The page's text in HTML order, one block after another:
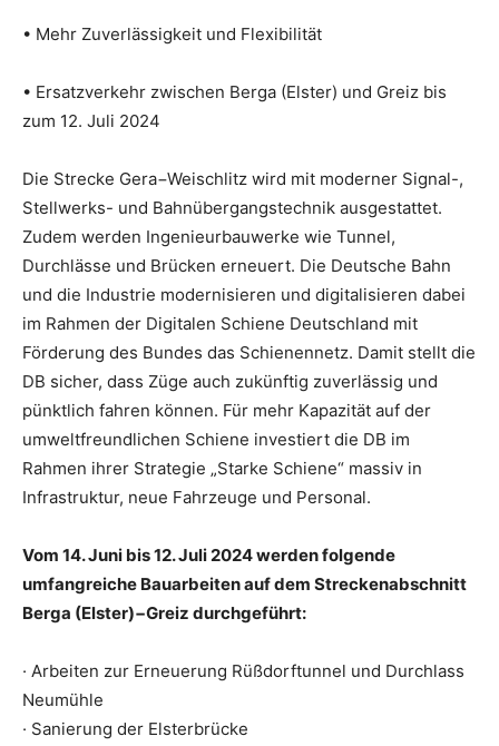
• Mehr Zuverlässigkeit und Flexibilität
• Ersatzverkehr zwischen Berga (Elster) und Greiz bis
zum 12. Juli 2024
Die Strecke Gera−Weischlitz wird mit moderner Signal-,
Stellwerks- und Bahnübergangstechnik ausgestattet.
Zudem werden Ingenieurbauwerke wie Tunnel,
Durchlässe und Brücken erneuert. Die Deutsche Bahn
und die Industrie modernisieren und digitalisieren dabei
im Rahmen der Digitalen Schiene Deutschland mit
Förderung des Bundes das Schienennetz. Damit stellt die
DB sicher, dass Züge auch zukünftig zuverlässig und
pünktlich fahren können. Für mehr Kapazität auf der
umweltfreundlichen Schiene investiert die DB im
Rahmen ihrer Strategie „Starke Schiene“ massiv in
Infrastruktur, neue Fahrzeuge und Personal.
Vom 14. Juni bis 12. Juli 2024 werden folgende
umfangreiche Bauarbeiten auf dem Streckenabschnitt
Berga (Elster)−Greiz durchgeführt:
· Arbeiten zur Erneuerung Rüßdorftunnel und Durchlass
Neumühle
· Sanierung der Elsterbrücke